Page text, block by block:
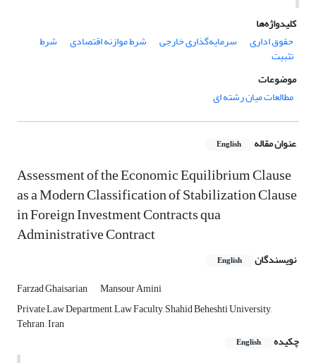
کلیدواژه‌ها
حقوق اداری
سرمایه‌گذاری خارجی شرط موازنه اقتصادی شرط
تثبیت
موضوعات
مطالعات میان رشته ای
عنوان مقاله English
Assessment of the Economic Equilibrium Clause
as a Modern Classification of Stabilization Clause
in Foreign Investment Contracts qua
Administrative Contract
نویسندگان English
Farzad Ghaisarian
Mansour Amini
Private Law Department, Law Faculty, Shahid Beheshti University,
Tehran , Iran
چکیده
English